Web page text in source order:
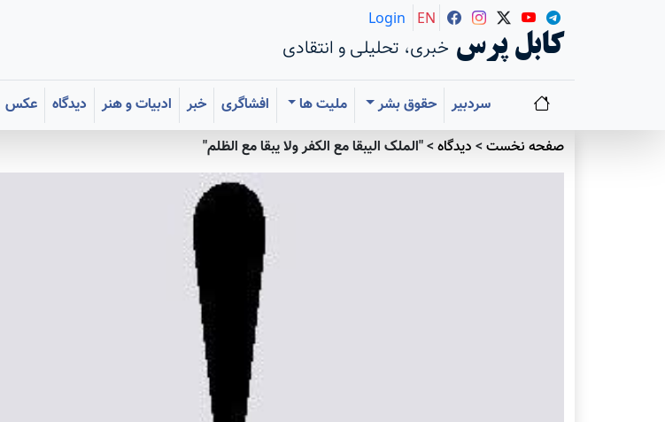
کابل پرس خبری، تحلیلی و انتقادی
Login EN
سردبیر حقوق بشر ملیت ها افشاگری خبر ادبیات و هنر دیدگاه عکس
صفحه نخست> دیدگاه>"الملک الیبقا مع الکفر ولا یبقا مع الظلم"